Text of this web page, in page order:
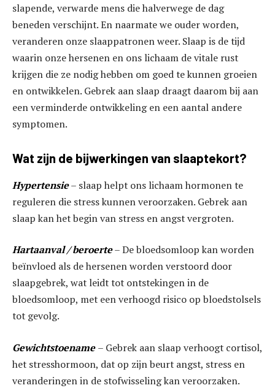
slapende, verwarde mens die halverwege de dag
beneden verschijnt. En naarmate we ouder worden,
veranderen onze slaappatronen weer. Slaap is de tijd
waarin onze hersenen en ons lichaam de vitale rust
krijgen die ze nodig hebben om goed te kunnen groeien
en ontwikkelen. Gebrek aan slaap draagt ​​daarom bij aan
een verminderde ontwikkeling en een aantal andere
symptomen.
Wat zijn de bijwerkingen van slaaptekort?
Hypertensie– slaap helpt ons lichaam hormonen te
reguleren die stress kunnen veroorzaken. Gebrek aan
slaap kan het begin van stress en angst vergroten.
Hartaanval / beroerte– De bloedsomloop kan worden
beïnvloed als de hersenen worden verstoord door
slaapgebrek, wat leidt tot ontstekingen in de
bloedsomloop, met een verhoogd risico op bloedstolsels
tot gevolg.
Gewichtstoename– Gebrek aan slaap verhoogt cortisol,
het stresshormoon, dat op zijn beurt angst, stress en
veranderingen in de stofwisseling kan veroorzaken.